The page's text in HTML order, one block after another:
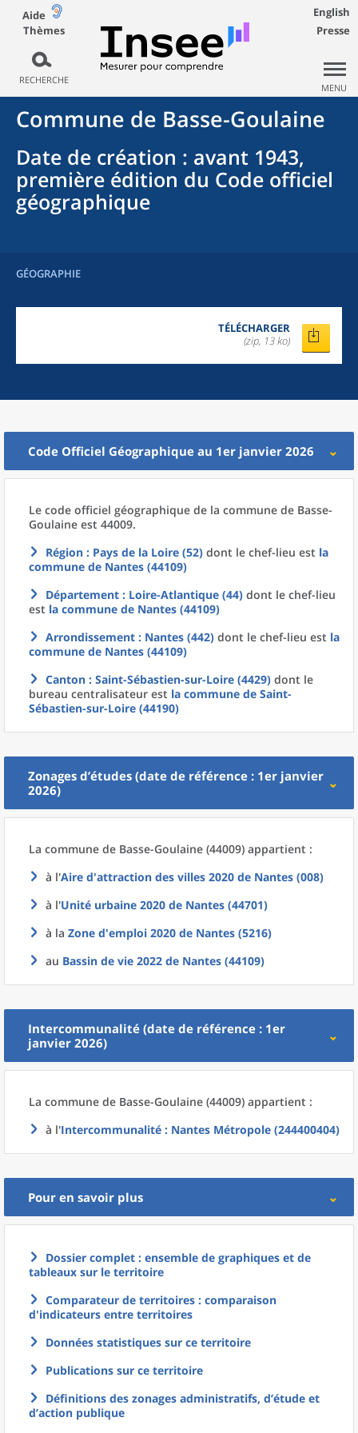
Aide
Thèmes
RECHERCHE
English
Presse
MENU
Commune de Basse-Goulaine
Date de création : avant 1943,
première édition du Code officiel
géographique
GÉOGRAPHIE
TÉLÉCHARGER
(zip, 13 ko)
Code Officiel Géographique au 1er janvier 2026
Le code officiel géographique de la commune de Basse-
Goulaine est 44009.
Région : Pays de la Loire (52) dont le chef-lieu est la
commune de Nantes (44109)
Département : Loire-Atlantique (44) dont le chef-lieu
est la commune de Nantes (44109)
Arrondissement : Nantes (442) dont le chef-lieu est la
commune de Nantes (44109)
Canton : Saint-Sébastien-sur-Loire (4429) dont le
bureau centralisateur est la commune de Saint-
Sébastien-sur-Loire (44190)
Zonages d’études (date de référence : 1er janvier
2026)
La commune de Basse-Goulaine (44009) appartient :
à l'Aire d'attraction des villes 2020 de Nantes (008)
à l'Unité urbaine 2020 de Nantes (44701)
à la Zone d'emploi 2020 de Nantes (5216)
au Bassin de vie 2022 de Nantes (44109)
Intercommunalité (date de référence : 1er
janvier 2026)
La commune de Basse-Goulaine (44009) appartient :
à l'Intercommunalité : Nantes Métropole (244400404)
Pour en savoir plus
Dossier complet : ensemble de graphiques et de
tableaux sur le territoire
Comparateur de territoires : comparaison
d'indicateurs entre territoires
Données statistiques sur ce territoire
Publications sur ce territoire
Définitions des zonages administratifs, d’étude et
d’action publique